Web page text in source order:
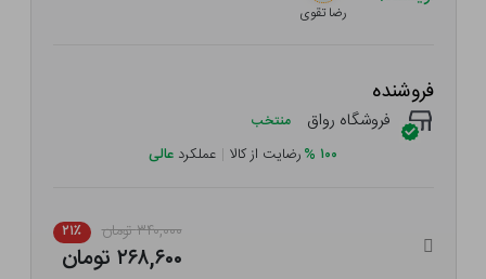
رضا تقوی
فروشنده
فروشگاه رواق منتخب
۱۰۰ %رضایت از کالا | عملکرد عالی
۳۴۰,۰۰۰ تومان ۲۱٪
۲۶۸,۶۰۰ تومان